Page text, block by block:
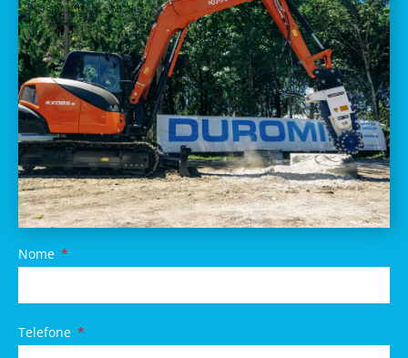
Nome
Telefone